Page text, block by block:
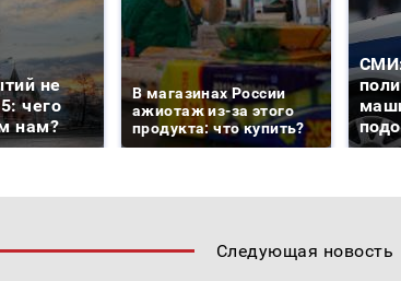
не
чего
нам?
В магазинах России
ажиотаж из-за этого
продукта: что купить?
Следующая новость